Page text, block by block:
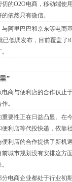
的O2O电商，移动端使
依然只有微信。
里巴巴和京东等电商基
已低调发布，目前覆盖
”
与便利店的合作仅止于
。
性正在日益凸显。在今
利店等代投快递，依靠
店的合作提供了新机遇
城市规划没有安排这方
商企业都处于行业初期